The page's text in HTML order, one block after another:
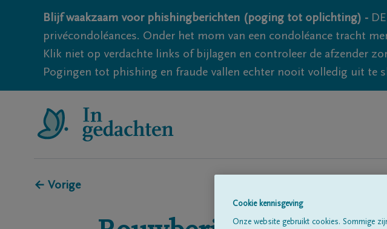
Blijf waakzaam voor phishingberichten (poging tot oplichting) -
privécondoléances. Onder het mom van een condoléance tracht
Klik niet op verdachte links of bijlagen en controleer de afzender
Pogingen tot phishing en fraude vallen echter nooit volledig uit te
← Vorige
Cookie kennisgeving
Onze website gebruikt cookies. Sommige